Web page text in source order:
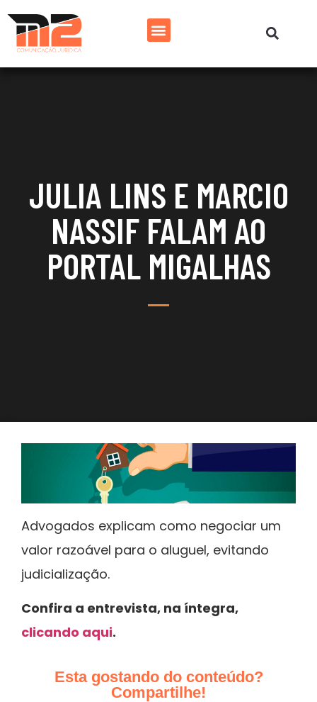
JULIA LINS E MARCIO
NASSIF FALAM AO
PORTAL MIGALHAS
Advogados explicam como negociar um
valor razoável para o aluguel, evitando
judicialização.
Confira a entrevista, na íntegra,
clicando aqui.
Esta gostando do conteúdo?
Compartilhe!